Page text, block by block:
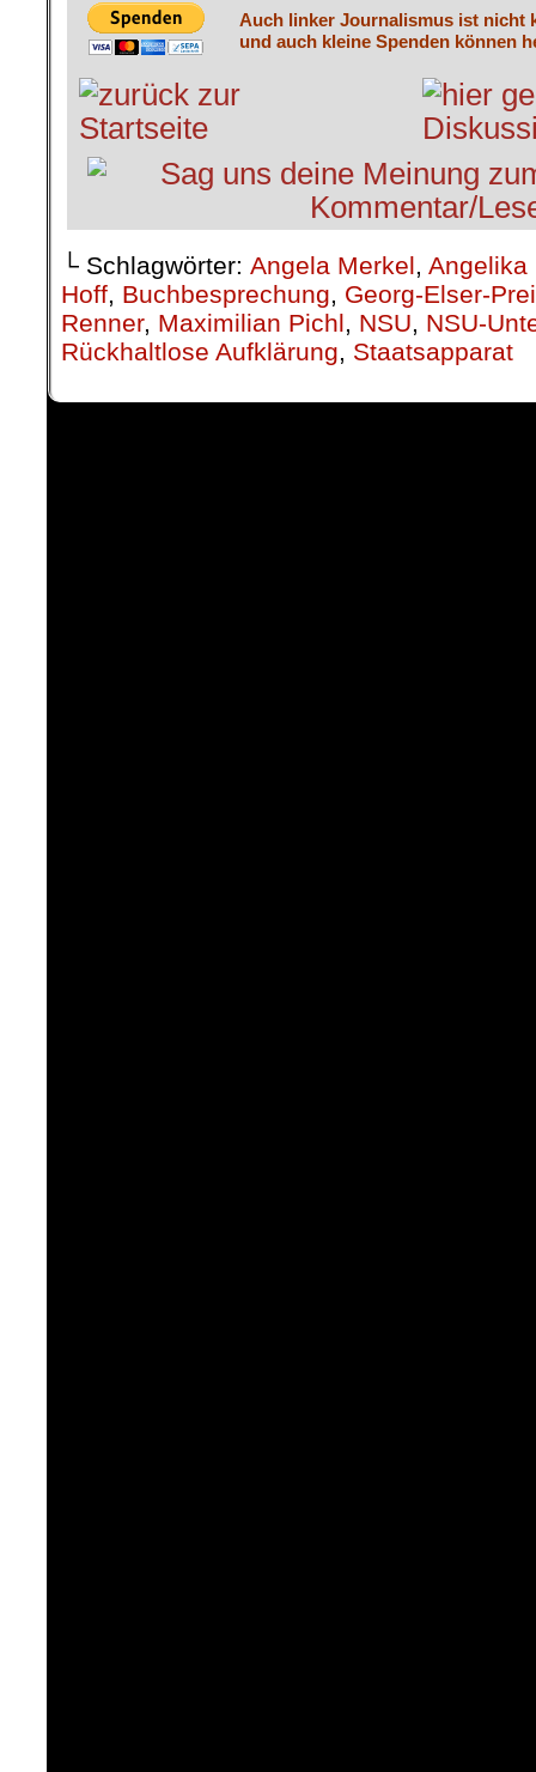
Auch linker Journalismus ist nicht
und auch kleine Spenden können
└ Schlagwörter: Angela Merkel, Angelika
Hoff, Buchbesprechung, Georg-Elser-
Renner, Maximilian Pichl, NSU, NSU-
Rückhaltlose Aufklärung, Staatsapparat